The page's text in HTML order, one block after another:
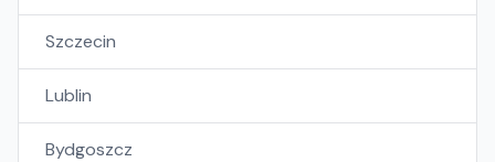
Szczecin
Lublin
Bydgoszcz